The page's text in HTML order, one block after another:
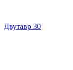
Двутавр 30